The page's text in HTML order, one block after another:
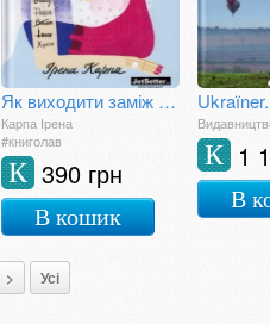
Як виходити заміж стільки разів, скільки захочете
Карпа Ірена
#книголав
390 грн
К
В кошик
1
К
В
> Усі